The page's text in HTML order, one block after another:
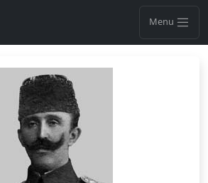
Menu